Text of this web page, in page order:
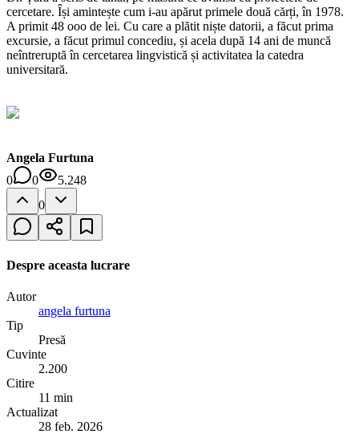
cercetare. Își amintește cum i-au apărut primele două cărți, în 1978.
A primit 48 ooo de lei. Cu care a plătit niște datorii, a făcut prima
excursie, a făcut primul concediu, și acela după 14 ani de muncă
neîntreruptă în cercetarea lingvistică și activitatea la catedra
universitară.
Angela Furtuna
0
0
5.248
0
Despre aceasta lucrare
Autor
angela furtuna
Tip
Presă
Cuvinte
2.200
Citire
11 min
Actualizat
28 feb. 2026